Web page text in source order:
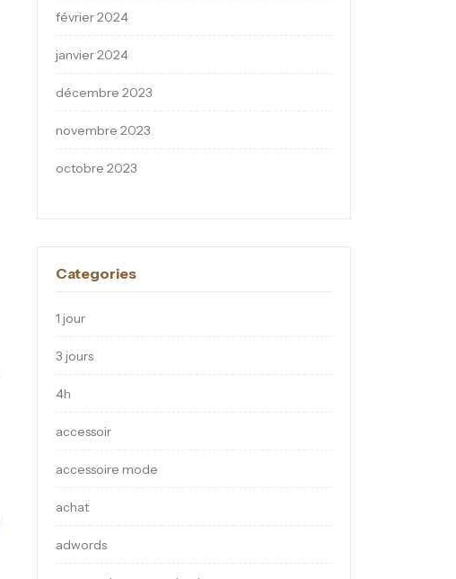
février 2024
janvier 2024
décembre 2023
novembre 2023
octobre 2023
Categories
1 jour
3 jours
4h
accessoir
accessoire mode
achat
adwords